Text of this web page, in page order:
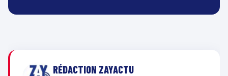
RÉDACTION ZAYACTU